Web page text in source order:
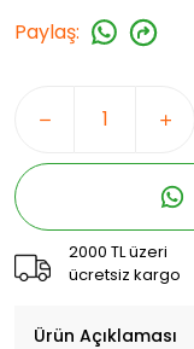
Paylaş:
2000 TL üzeri
ücretsiz kargo
Ürün Açıklaması